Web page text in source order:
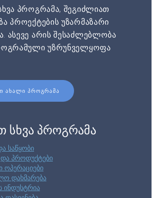
პროგრამა, შეგიძლიათ
პროექტების უზარმაზარი
ასევე არის შესაძლებლობა
უზრუნველყოფა
ᲐᲮᲐᲚᲘ ᲞᲠᲝᲒᲠᲐᲛᲐ
სხვა პროგრამა
საწყობი
და პროდუქტები
ოპერაციები
დახმარება
ინდუსტრია